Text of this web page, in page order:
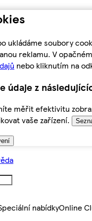
ukládáme soubory
reklamu. V
nebo kliknutím na
údaje z
měřit efektivitu
vaše zařízení.
nabídkyOnline